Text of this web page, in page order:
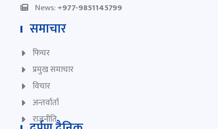
News:+977-9851145799
समाचार
फिचर
प्रमुख समाचार
विचार
अन्तर्वार्ता
राजनीति